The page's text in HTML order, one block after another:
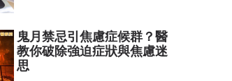
鬼月禁忌引焦慮症候群？醫
教你破除強迫症狀與焦慮迷
思